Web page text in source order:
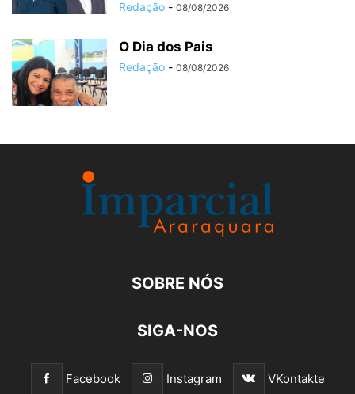
Redação - 08/08/2026
O Dia dos Pais
Redação - 08/08/2026
SOBRE NÓS
SIGA-NOS
Facebook Instagram VKontakte